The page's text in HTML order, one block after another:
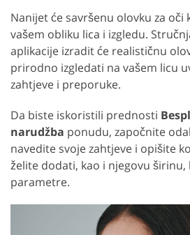
Nanijet će savršenu olovku za oči
vašem obliku lica i izgledu.
aplikacije izradit će realističnu
prirodno izgledati na vašem licu
zahtjeve i preporuke.
Da biste iskoristili prednosti
narudžba ponudu, započnite
navedite svoje zahtjeve i opišite
želite dodati, kao i njegovu
parametre.